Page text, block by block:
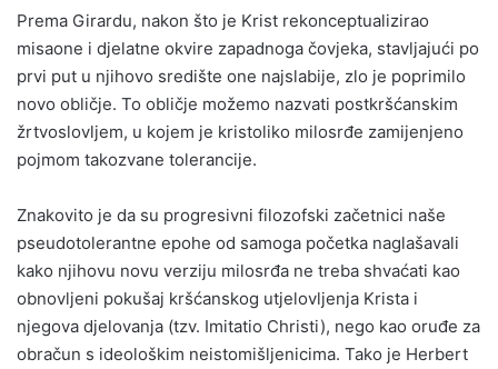
Prema Girardu, nakon što je Krist rekonceptualizirao
misaone i djelatne okvire zapadnoga čovjeka, stavljajući po
prvi put u njihovo središte one najslabije, zlo je poprimilo
novo obličje. To obličje možemo nazvati postkršćanskim
žrtvoslovljem, u kojem je kristoliko milosrđe zamijenjeno
pojmom takozvane tolerancije.
Znakovito je da su progresivni filozofski začetnici naše
pseudotolerantne epohe od samoga početka naglašavali
kako njihovu novu verziju milosrđa ne treba shvaćati kao
obnovljeni pokušaj kršćanskog utjelovljenja Krista i
njegova djelovanja (tzv. Imitatio Christi), nego kao oruđe za
obračun s ideološkim neistomišljenicima. Tako je Herbert